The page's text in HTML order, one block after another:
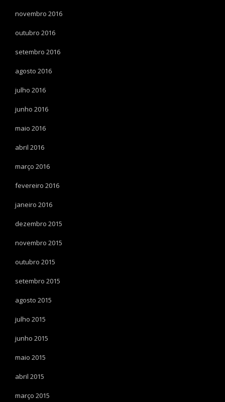
novembro 2016
outubro 2016
setembro 2016
agosto 2016
julho 2016
junho 2016
maio 2016
abril 2016
março 2016
fevereiro 2016
janeiro 2016
dezembro 2015
novembro 2015
outubro 2015
setembro 2015
agosto 2015
julho 2015
junho 2015
maio 2015
abril 2015
março 2015